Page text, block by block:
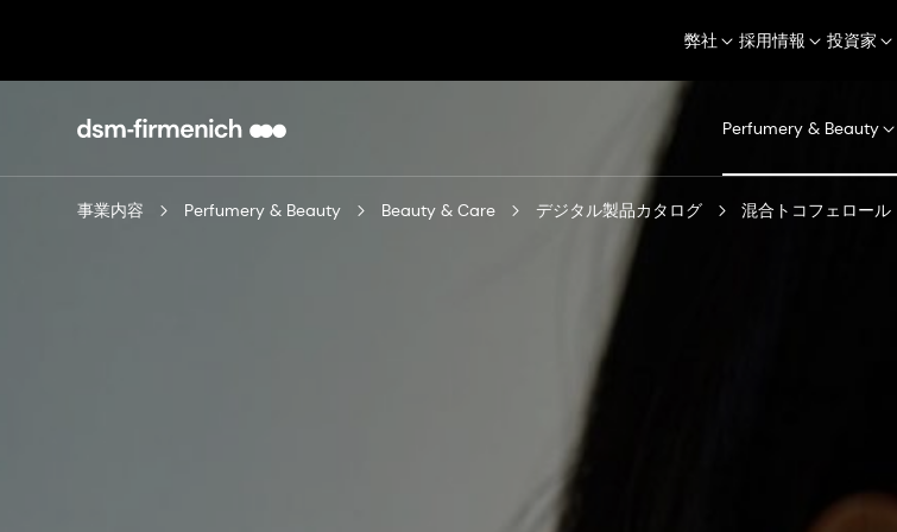
弊社 採用情報 投資家
Perfumery & Beauty
事業内容 Perfumery & Beauty Beauty & Care デジタル製品カタログ 混合トコフェロール